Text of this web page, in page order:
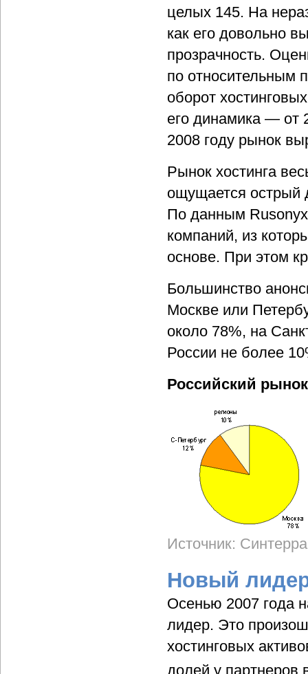
целых 145. На
как его довольно
прозрачность.
по относительным
оборот
его динамика — от
2008 году рынок
Рынок хостинга
ощущается острый
По данным Rusonyx
компаний, из
основе. При этом
Большинство
Москве или
около 78%, на
России не более
Российский рынок
Источник:
Новый
Осенью 2007 года
лидер. Это
хостинговых
долей у партнеров